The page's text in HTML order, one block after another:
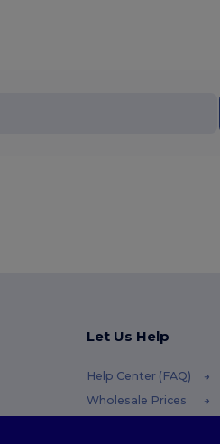
Let Us Help
Help Center (FAQ)
Wholesale Prices